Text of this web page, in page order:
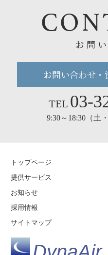
お問
お問い合わせ・
TEL03-
9:30～18:30（土
トップページ
提供サービス
お知らせ
採用情報
サイトマップ